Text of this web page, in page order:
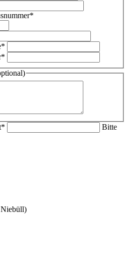
*
*
*
*
Bitte